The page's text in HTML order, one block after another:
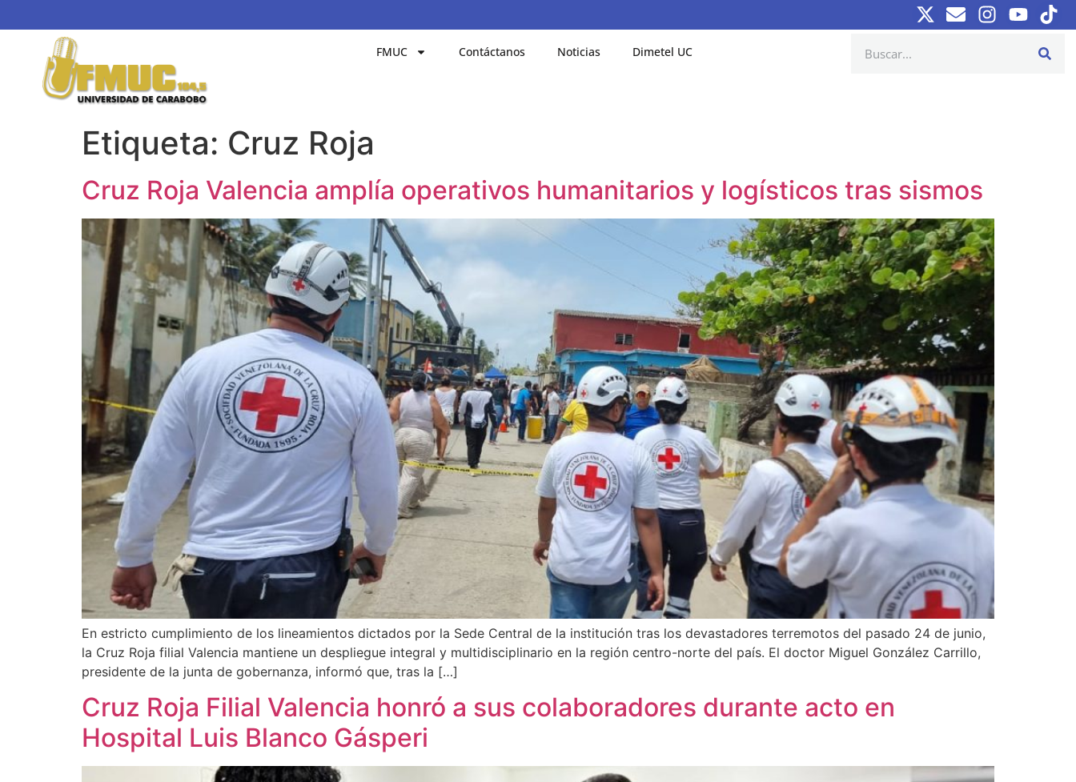
FMUC Contáctanos Noticias Dimetel UC
Etiqueta: Cruz Roja
Cruz Roja Valencia amplía operativos humanitarios y logísticos tras sismos
En estricto cumplimiento de los lineamientos dictados por la Sede Central de la institución tras los devastadores terremotos del pasado 24 de junio,
la Cruz Roja filial Valencia mantiene un despliegue integral y multidisciplinario en la región centro-norte del país. El doctor Miguel González Carrillo,
presidente de la junta de gobernanza, informó que, tras la […]
Cruz Roja Filial Valencia honró a sus colaboradores durante acto en
Hospital Luis Blanco Gásperi